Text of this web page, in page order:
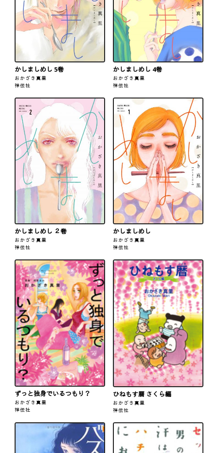
かしましめし 5巻
おかざき真里
祥伝社
かしましめし 4巻
おかざき真里
祥伝社
かしましめし ２巻
おかざき真里
祥伝社
かしましめし
おかざき真里
祥伝社
ずっと独身でいるつもり？
おかざき真里
祥伝社
ひねもす暦 さくら編
おかざき真里
祥伝社